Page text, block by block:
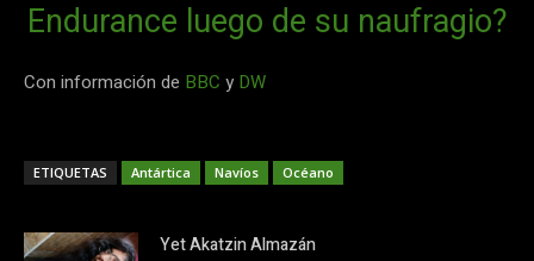
Endurance luego de su naufragio?
Con información de BBC y DW
ETIQUETAS Antártica Navíos Océano
Yet Akatzin Almazán